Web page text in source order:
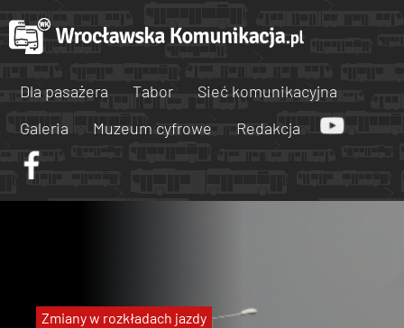
Dla pasażera Tabor
Sieć komunikacyjna
Galeria
Muzeum cyfrowe Redakcja
Zmiany w rozkładach jazdy